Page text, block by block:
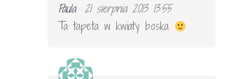
Paula 21 sierpnia 2013 13:55
Ta tapeta w kwiaty boska